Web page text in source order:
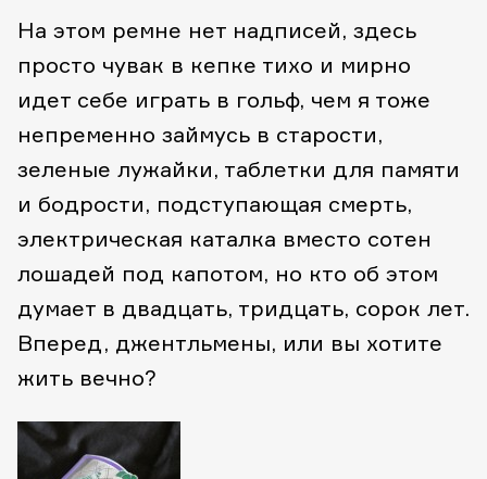
На этом ремне нет надписей, здесь
просто чувак в кепке тихо и мирно
идет себе играть в гольф, чем я тоже
непременно займусь в старости,
зеленые лужайки, таблетки для памяти
и бодрости, подступающая смерть,
электрическая каталка вместо сотен
лошадей под капотом, но кто об этом
думает в двадцать, тридцать, сорок лет.
Вперед, джентльмены, или вы хотите
жить вечно?